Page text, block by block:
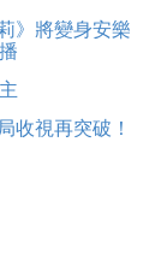
》將變身安樂
收視再突破！